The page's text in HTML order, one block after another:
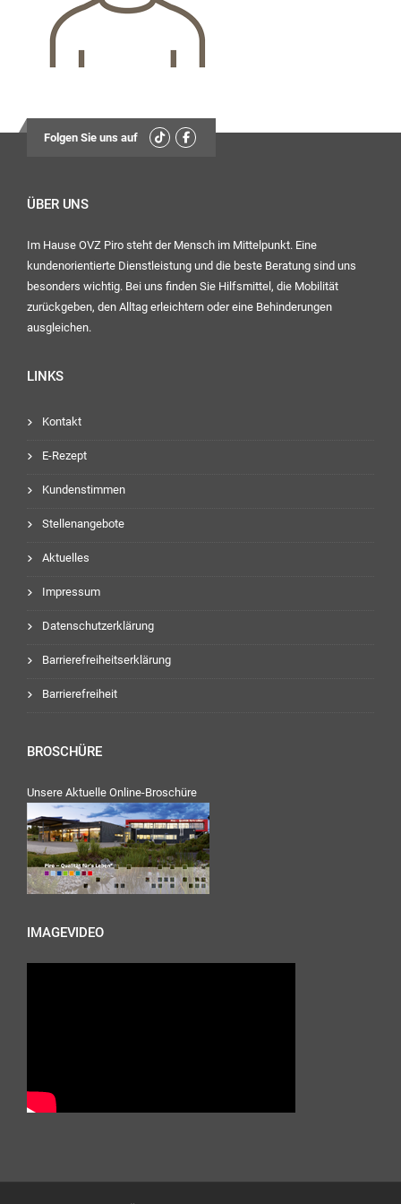
Folgen Sie uns auf
ÜBER UNS
Im Hause OVZ Piro steht der Mensch im Mittelpunkt. Eine
kundenorientierte Dienstleistung und die beste Beratung sind uns
besonders wichtig. Bei uns finden Sie Hilfsmittel, die Mobilität
zurückgeben, den Alltag erleichtern oder eine Behinderungen
ausgleichen.
LINKS
Kontakt
E-Rezept
Kundenstimmen
Stellenangebote
Aktuelles
Impressum
Datenschutzerklärung
Barrierefreiheitserklärung
Barrierefreiheit
BROSCHÜRE
Unsere Aktuelle Online-Broschüre
IMAGEVIDEO
13:30
Uhr – 17:00 Uhr
Mittwoch:
Freitag:
08:00
Ihr OVZ-Team